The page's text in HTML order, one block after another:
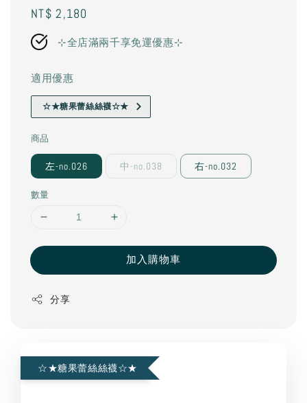
Regular
price
NT$ 2,180
⊹全店滿兩千享免運優惠⊹
適用優惠
☆★糖果蕾絲絲襪☆★
商品
左-no.026 中-no.038 右-no.032
數量
加入購物車
分享
☆★糖果蕾絲絲襪☆★